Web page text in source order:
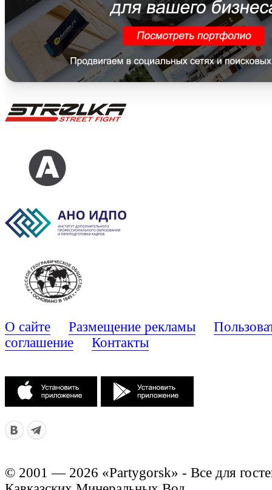
О сайте Размещение рекламы
соглашение
Контакты
© 2001 — 2026 «Partygorsk» - Все для